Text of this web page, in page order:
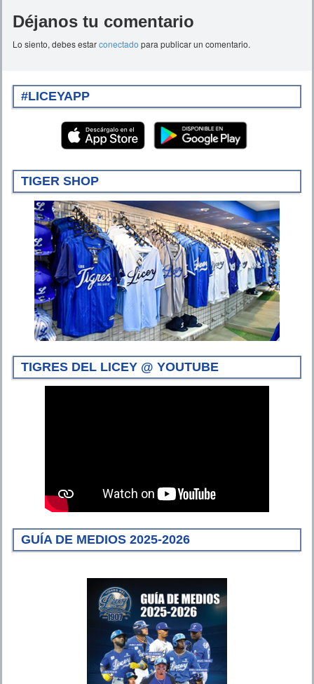
Déjanos tu comentario
Lo siento, debes estarconectado para publicar un comentario.
#LICEYAPP
TIGER SHOP
TIGRES DEL LICEY @ YOUTUBE
GUÍA DE MEDIOS 2025-2026